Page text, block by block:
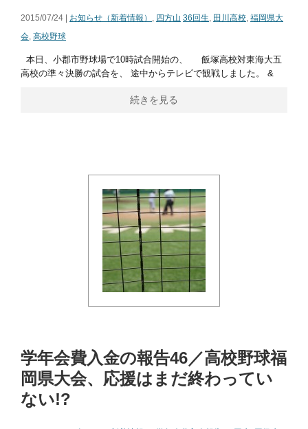
2015/07/24 | お知らせ（新着情報） , 四方山 36回生, 田川高校, 福岡県大
会, 高校野球
本日、小郡市野球場で10時試合開始の、 飯塚高校対東海大五
高校の準々決勝の試合を、 途中からテレビで観戦しました。 &
続きを見る
学年会費入金の報告46／高校野球福
岡県大会、応援はまだ終わってい
ない!?